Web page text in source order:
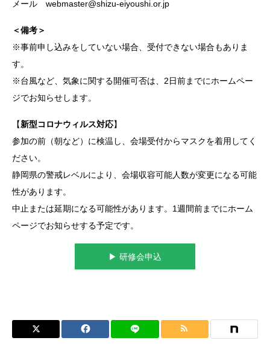
メール webmaster@shizu-eiyoushi.or.jp
＜備考＞
※事前申し込みをしていない場合、受付できない場合もありま
す。
※台風など、気象に関する開催可否は、2日前までにホームペー
ジでお知らせします。
【新型コロナウィルス対応】
参加の前（朝など）に検温し、会場受付からマスクを着用してく
ださい。
静岡県の警戒レベルにより、会場収容可能人数が変更になる可能
性があります。
中止または延期になる可能性があります。1週間前までにホーム
ページでお知らせする予定です。
▶︎ 研修会申込